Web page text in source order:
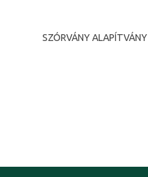
SZÓRVÁNY ALAPÍTVÁNY